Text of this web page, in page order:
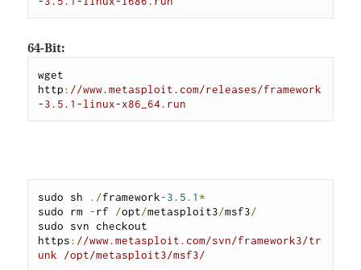
64-Bit:
wget
http: //www.metasploit.com/releases/framework
-3.5.1-linux-x86_64.run
sudo sh ./framework-3.5. 1*
sudo rm -rf /opt/metasploit3/msf3/
sudo svn checkout
https: //www.metasploit.com/svn/framework3/tr
unk /opt/metasploit3/msf3/